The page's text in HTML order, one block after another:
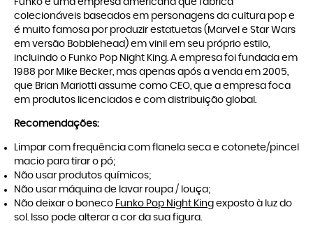
Funko é uma empresa americana que fabrica
colecionáveis baseados em personagens da cultura pop e
é muito famosa por produzir estatuetas (Marvel e Star Wars
em versão Bobblehead) em vinil em seu próprio estilo,
incluindo o Funko Pop Night King. A empresa foi fundada em
1988 por Mike Becker, mas apenas após a venda em 2005,
que Brian Mariotti assume como CEO, que a empresa foca
em produtos licenciados e com distribuição global.
Recomendações:
Limpar com frequência com flanela seca e cotonete/pincel
macio para tirar o pó;
Não usar produtos químicos;
Não usar máquina de lavar roupa / louça;
Não deixar o boneco Funko Pop Night King exposto à luz do
sol. Isso pode alterar a cor da sua figura.